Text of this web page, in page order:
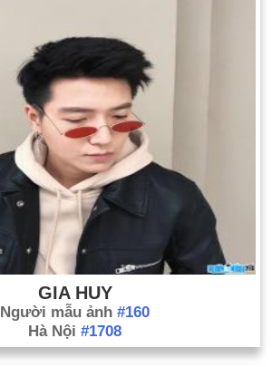
GIA HUY
Người mẫu ảnh #160
Hà Nội #1708